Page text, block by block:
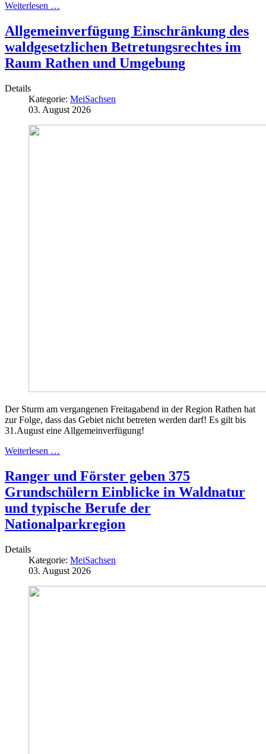
Weiterlesen …
Allgemeinverfügung Einschränkung des
waldgesetzlichen Betretungsrechtes im
Raum Rathen und Umgebung
Details
Kategorie: MeiSachsen
03. August 2026
Der Sturm am vergangenen Freitagabend in der Region Rathen hat
zur Folge, dass das Gebiet nicht betreten werden darf! Es gilt bis
31.August eine Allgemeinverfügung!
Weiterlesen …
Ranger und Förster geben 375
Grundschülern Einblicke in Waldnatur
und typische Berufe der
Nationalparkregion
Details
Kategorie: MeiSachsen
03. August 2026